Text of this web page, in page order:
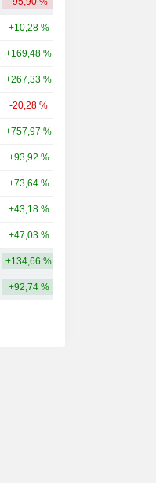
+10,28 %
+169,48 %
+267,33 %
-20,28 %
+757,97 %
+93,92 %
+73,64 %
+43,18 %
+47,03 %
+134,66 %
+92,74 %